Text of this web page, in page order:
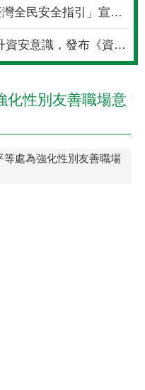
傳推廣方式(修正版)宣傳，請參閱
資安星際指南》全5冊，敬請參閱
化性別友善職場意
等處為強化性別友善職場